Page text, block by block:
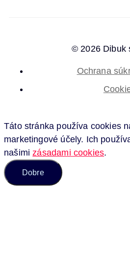
© 2026 Dibuk
Ochrana
Táto stránka používa cookies
marketingové účely. Ich
našimizásadami cookies.
Dobre